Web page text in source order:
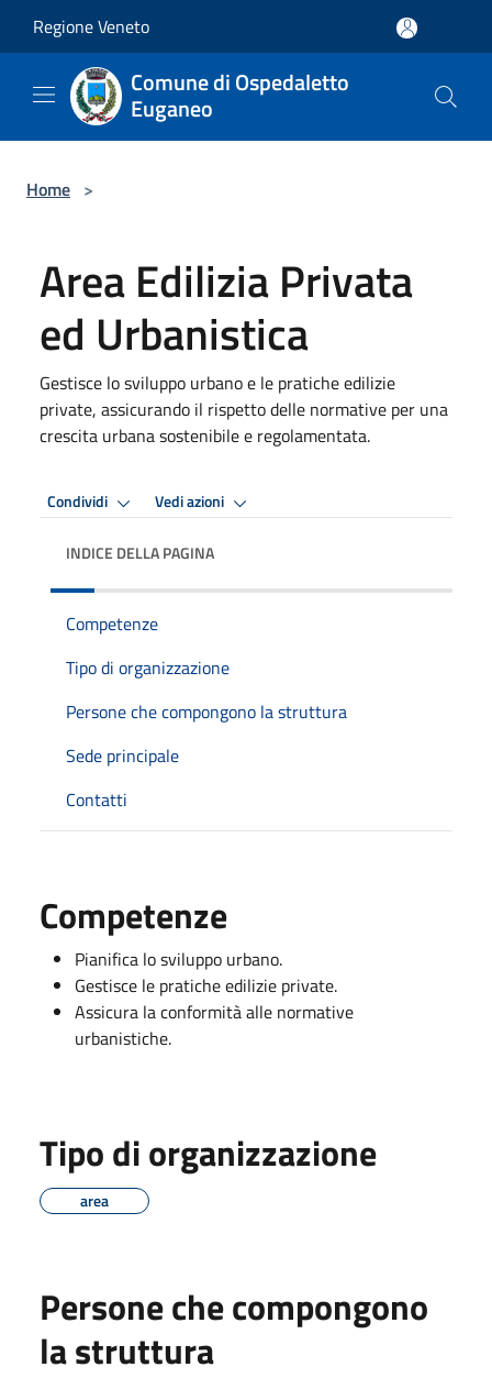
Regione Veneto
Comune di Ospedaletto
Euganeo
Home >
Area Edilizia Privata
ed Urbanistica
Gestisce lo sviluppo urbano e le pratiche edilizie
private, assicurando il rispetto delle normative per una
crescita urbana sostenibile e regolamentata.
Condividi Vedi azioni
INDICE DELLA PAGINA
Competenze
Tipo di organizzazione
Persone che compongono la struttura
Sede principale
Contatti
Competenze
Pianifica lo sviluppo urbano.
Gestisce le pratiche edilizie private.
Assicura la conformità alle normative
urbanistiche.
Tipo di organizzazione
area
Persone che compongono
la struttura